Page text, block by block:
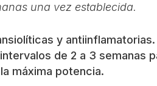
una vez establecida.
y
de 2 a 3 semanas
máxima potencia.